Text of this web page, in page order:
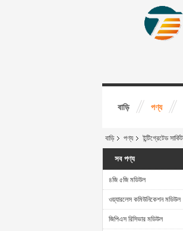
বাড়ি পণ্য
বাড়ি পণ্য ইন্টিগ্রেটেড
সব পণ্য
৪জি ৫জি মডিউল
ওয়্যারলেস কমিউনিকেশন মডিউল
জিপিএস রিসিভার মডিউল